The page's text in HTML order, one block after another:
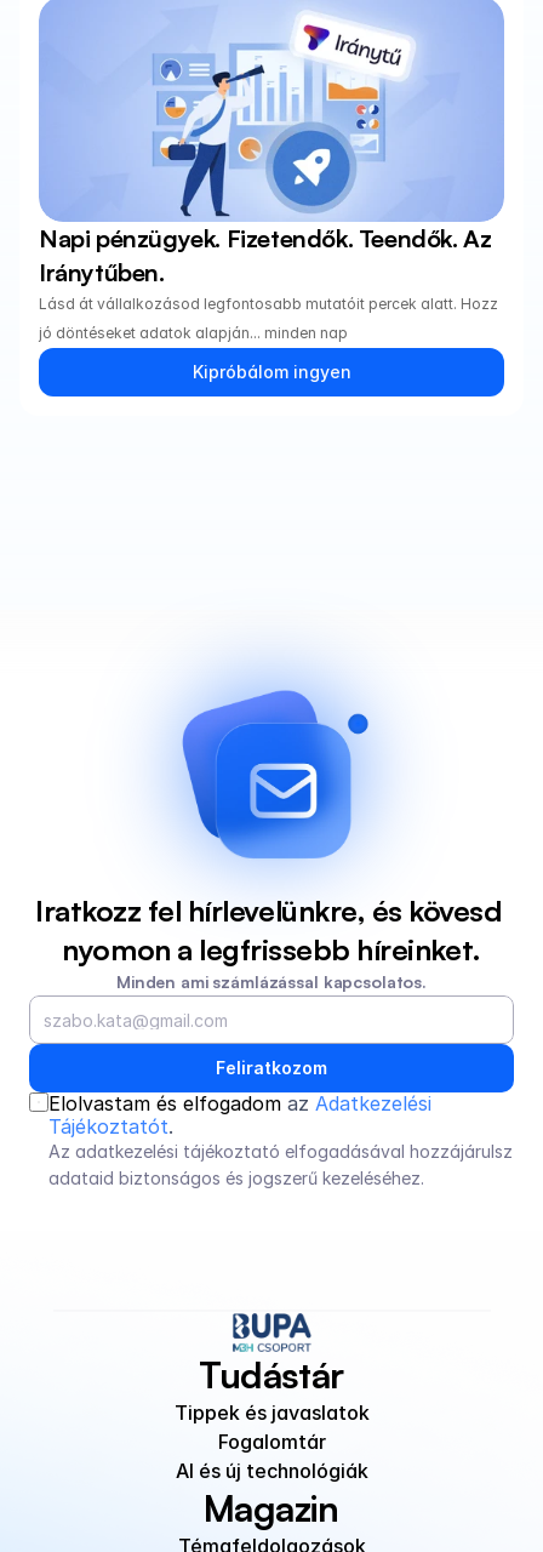
Napi pénzügyek. Fizetendők. Teendők. Az
Iránytűben.
Lásd át vállalkozásod legfontosabb mutatóit percek alatt. Hozz
jó döntéseket adatok alapján... minden nap
Kipróbálom ingyen
Iratkozz fel hírlevelünkre, és kövesd
nyomon a legfrissebb híreinket.
Minden ami számlázással kapcsolatos.
Feliratkozom
Elolvastam és elfogadom az Adatkezelési
Tájékoztatót.
Az adatkezelési tájékoztató elfogadásával hozzájárulsz
adataid biztonságos és jogszerű kezeléséhez.
Tudástár
Tippek és javaslatok
Fogalomtár
AI és új technológiák
Magazin
Témafeldolgozások